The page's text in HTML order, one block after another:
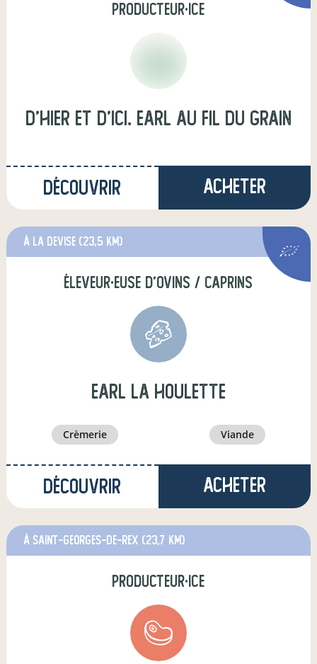
producteur·ice
D'hier et d'ici. earl au fil du grain
Découvrir Acheter
à La Devise (23,5 km)
éleveur·euse d'ovins / caprins
earl la houlette
crèmerie viande
Découvrir Acheter
à Saint-Georges-de-Rex (23,7 km)
producteur·ice